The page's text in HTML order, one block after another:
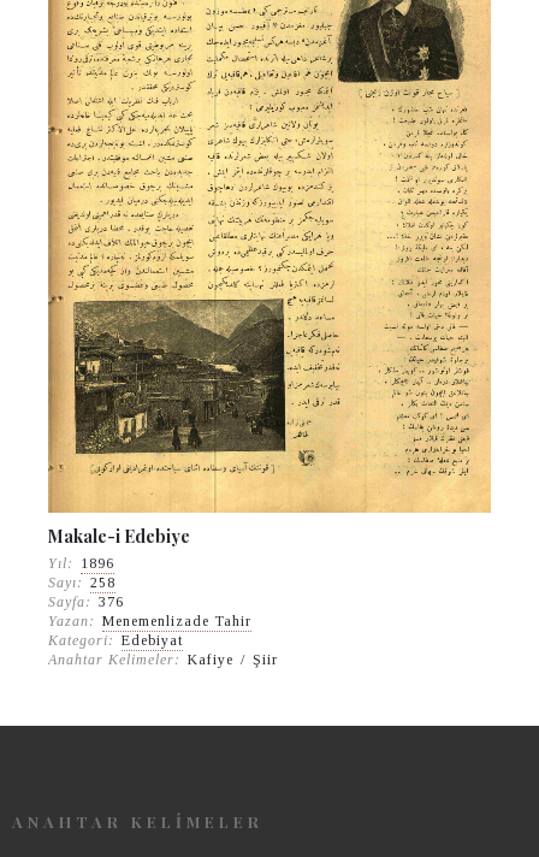
Makale-i Edebiye
Yıl:
1896
Sayı: 258
Sayfa: 376
Yazan: Menemenlizade Tahir
Kategori: Edebiyat
Anahtar Kelimeler: Kafiye / Şiir
ANAHTAR KELİMELER